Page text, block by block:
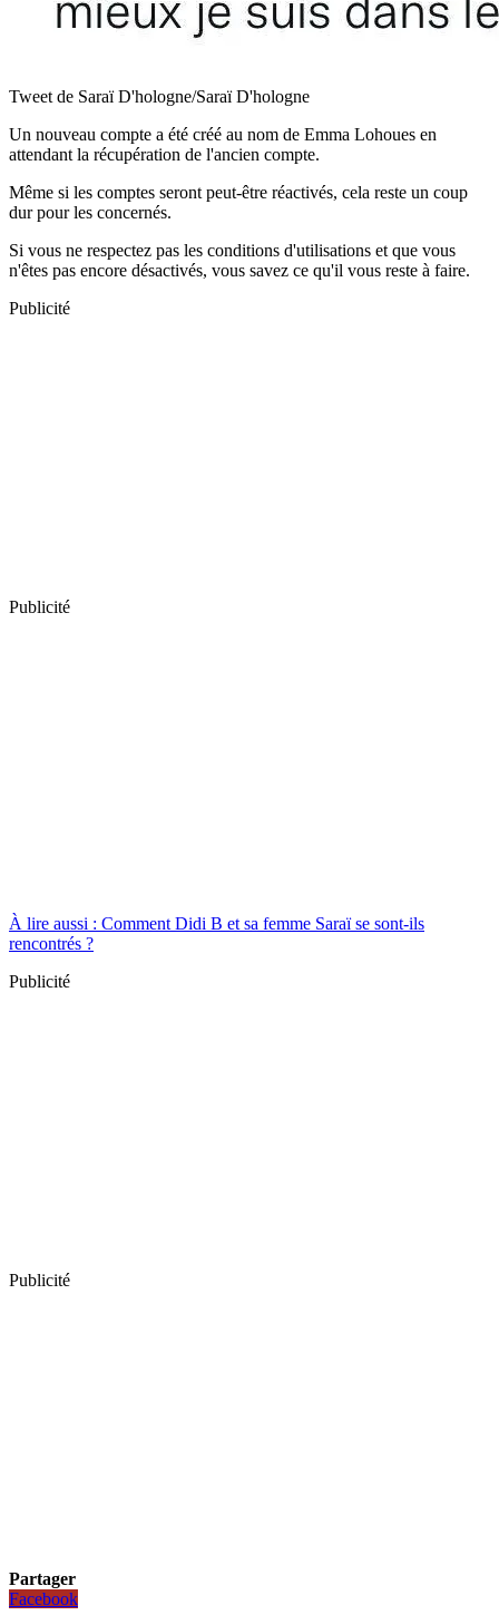
Tweet de Saraï D'hologne/Saraï D'hologne
Un nouveau compte a été créé au nom de Emma Lohoues en
attendant la récupération de l'ancien compte.
Même si les comptes seront peut-être réactivés, cela reste un coup
dur pour les concernés.
Si vous ne respectez pas les conditions d'utilisations et que vous
n'êtes pas encore désactivés, vous savez ce qu'il vous reste à faire.
Publicité
Publicité
À lire aussi : Comment Didi B et sa femme Saraï se sont-ils
rencontrés ?
Publicité
Publicité
Partager
Facebook